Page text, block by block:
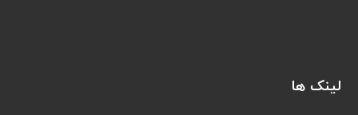
لینک ها